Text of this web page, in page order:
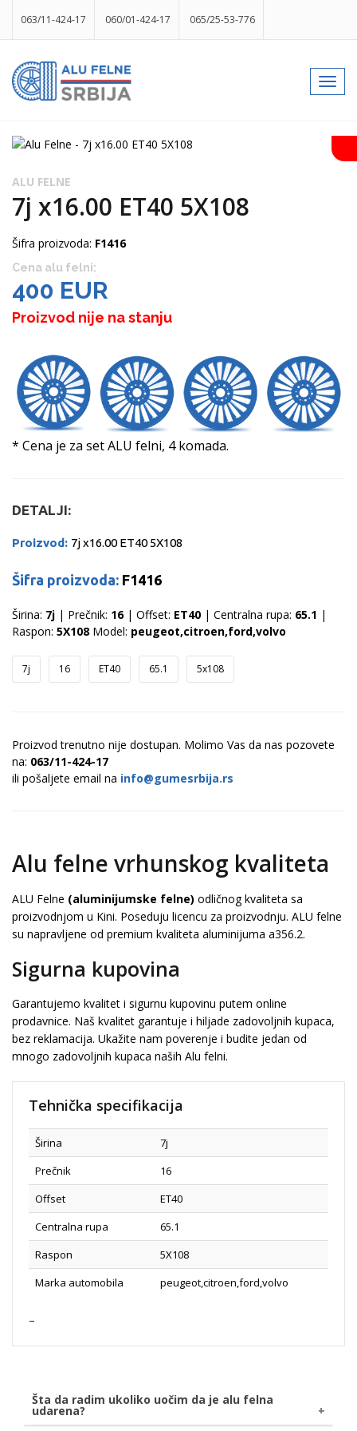
063/11-424-17 060/01-424-17 065/25-53-776
info@gumesrbija.rs
ALU FELNE
7j x16.00 ET40 5X108
Šifra proizvoda: F1416
Cena alu felni:
400 EUR
Proizvod nije na stanju
* Cena je za set ALU felni, 4 komada.
DETALJI:
Proizvod: 7j x16.00 ET40 5X108
Šifra proizvoda: F1416
Širina: 7j | Prečnik: 16| Offset: ET40 | Centralna rupa: 65.1 |
Raspon: 5X108 Model: peugeot,citroen,ford,volvo
7j 16 ET40 65.1 5x108
Proizvod trenutno nije dostupan. Molimo Vas da nas pozovete
na: 063/11-424-17
ili pošaljete email na info@gumesrbija.rs
Alu felne vrhunskog kvaliteta
ALU Felne (aluminijumske felne) odličnog kvaliteta sa
proizvodnjom u Kini. Poseduju licencu za proizvodnju. ALU felne
su napravljene od premium kvaliteta aluminijuma a356.2.
Sigurna kupovina
Garantujemo kvalitet i sigurnu kupovinu putem online
prodavnice. Naš kvalitet garantuje i hiljade zadovoljnih kupaca,
bez reklamacija. Ukažite nam poverenje i budite jedan od
mnogo zadovoljnih kupaca naših Alu felni.
Tehnička specifikacija
Širina
7j
Prečnik
16
Offset
ET40
Centralna rupa
65.1
Raspon
5X108
Marka automobila
peugeot,citroen,ford,volvo
Šta da radim ukoliko uočim da je alu felna
udarena?